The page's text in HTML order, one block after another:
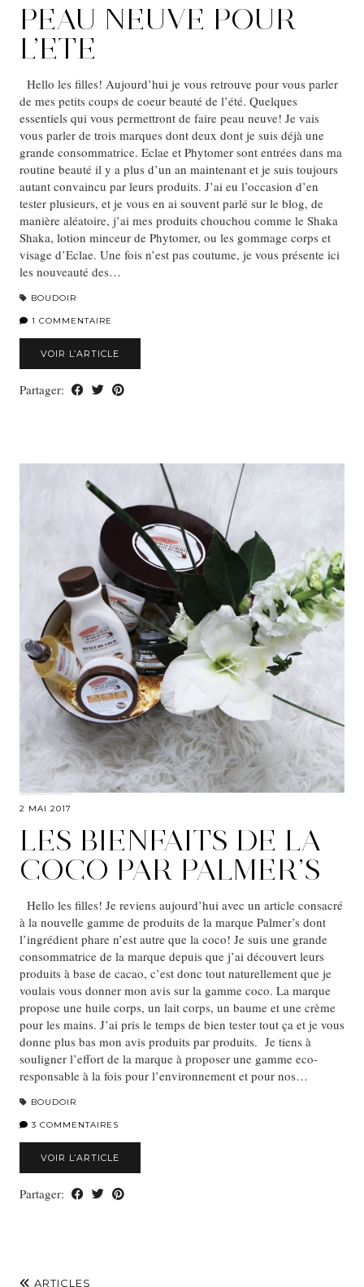
PEAU NEUVE POUR
L’ETE
Hello les filles! Aujourd’hui je vous retrouve pour vous parler
de mes petits coups de coeur beauté de l’été. Quelques
essentiels qui vous permettront de faire peau neuve! Je vais
vous parler de trois marques dont deux dont je suis déjà une
grande consommatrice. Eclae et Phytomer sont entrées dans ma
routine beauté il y a plus d’un an maintenant et je suis toujours
autant convaincu par leurs produits. J’ai eu l’occasion d’en
tester plusieurs, et je vous en ai souvent parlé sur le blog, de
manière aléatoire, j’ai mes produits chouchou comme le Shaka
Shaka, lotion minceur de Phytomer, ou les gommage corps et
visage d’Eclae. Une fois n’est pas coutume, je vous présente ici
les nouveauté des…
BOUDOIR
1 COMMENTAIRE
VOIR L’ARTICLE
Partager:
2 MAI 2017
LES BIENFAITS DE LA
COCO PAR PALMER’S
Hello les filles! Je reviens aujourd’hui avec un article consacré
à la nouvelle gamme de produits de la marque Palmer’s dont
l’ingrédient phare n’est autre que la coco! Je suis une grande
consommatrice de la marque depuis que j’ai découvert leurs
produits à base de cacao, c’est donc tout naturellement que je
voulais vous donner mon avis sur la gamme coco. La marque
propose une huile corps, un lait corps, un baume et une crème
pour les mains. J’ai pris le temps de bien tester tout ça et je vous
donne plus bas mon avis produits par produits. Je tiens à
souligner l’effort de la marque à proposer une gamme eco-
responsable à la fois pour l’environnement et pour nos…
BOUDOIR
3 COMMENTAIRES
VOIR L’ARTICLE
Partager:
ARTICLES